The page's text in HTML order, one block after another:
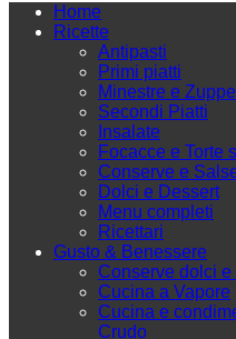
Home
Ricette
Antipasti
Primi piatti
Minestre e Zuppe
Secondi Piatti
Insalate
Focacce e Torte
Conserve e
Dolci e Dessert
Menu completi
Ricettari
Gusto & Benessere
Conserve dolci e
Cucina a Vapore
Cucina e
Crudo